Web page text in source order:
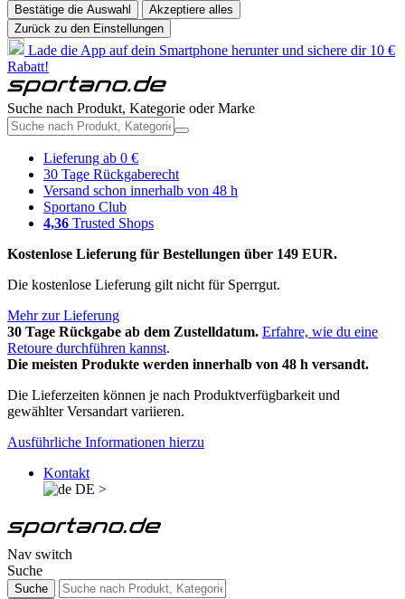
Bestätige die Auswahl
Akzeptiere alles
Zurück zu den Einstellungen
Lade die App auf dein Smartphone herunter und sichere dir 10 €
Rabatt!
Suche nach Produkt, Kategorie oder Marke
Lieferung ab 0 €
30 Tage Rückgaberecht
Versand schon innerhalb von 48 h
Sportano Club
4,36 Trusted Shops
Kostenlose Lieferung für Bestellungen über 149 EUR.
Die kostenlose Lieferung gilt nicht für Sperrgut.
Mehr zur Lieferung
30 Tage Rückgabe ab dem Zustelldatum. Erfahre, wie du eine
Retoure durchführen kannst.
Die meisten Produkte werden innerhalb von 48 h versandt.
Die Lieferzeiten können je nach Produktverfügbarkeit und
gewählter Versandart variieren.
Ausführliche Informationen hierzu
Kontakt
DE >
Nav switch
Suche
Suche